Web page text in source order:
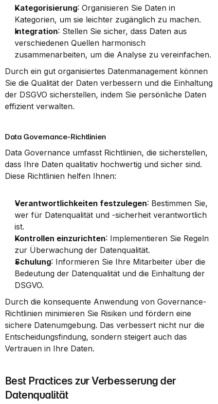
Kategorisierung: Organisieren Sie Daten in
Kategorien, um sie leichter zugänglich zu machen.
Integration: Stellen Sie sicher, dass Daten aus
verschiedenen Quellen harmonisch
zusammenarbeiten, um die Analyse zu vereinfachen.
Durch ein gut organisiertes Datenmanagement können
Sie die Qualität der Daten verbessern und die Einhaltung
der DSGVO sicherstellen, indem Sie persönliche Daten
effizient verwalten.
Data Governance-Richtlinien
Data Governance umfasst Richtlinien, die sicherstellen,
dass Ihre Daten qualitativ hochwertig und sicher sind.
Diese Richtlinien helfen Ihnen:
Verantwortlichkeiten festzulegen: Bestimmen Sie,
wer für Datenqualität und -sicherheit verantwortlich
ist.
Kontrollen einzurichten: Implementieren Sie Regeln
zur Überwachung der Datenqualität.
Schulung: Informieren Sie Ihre Mitarbeiter über die
Bedeutung der Datenqualität und die Einhaltung der
DSGVO.
Durch die konsequente Anwendung von Governance-
Richtlinien minimieren Sie Risiken und fördern eine
sichere Datenumgebung. Das verbessert nicht nur die
Entscheidungsfindung, sondern steigert auch das
Vertrauen in Ihre Daten.
Best Practices zur Verbesserung der
Datenqualität